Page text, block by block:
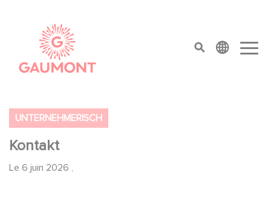
top menu
UNTERNEHMERISCH
Kontakt
Le 6 juin 2026 ,